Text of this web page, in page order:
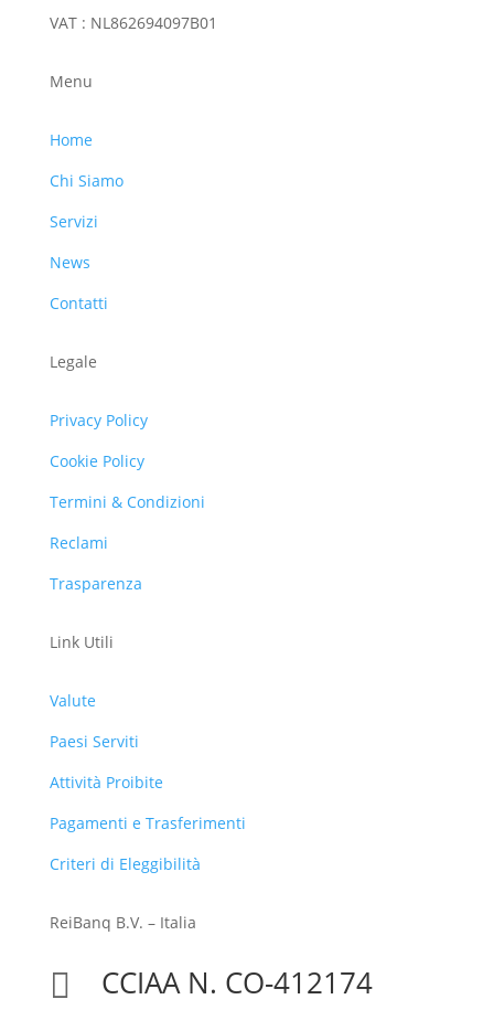
VAT : NL862694097B01
Menu
Home
Chi Siamo
Servizi
News
Contatti
Legale
Privacy Policy
Cookie Policy
Termini & Condizioni
Reclami
Trasparenza
Link Utili
Valute
Paesi Serviti
Attività Proibite
Pagamenti e Trasferimenti
Criteri di Eleggibilità
ReiBanq B.V. – Italia

CCIAA N. CO-412174